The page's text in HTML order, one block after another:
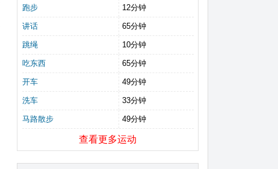
跑步 12分钟
讲话 65分钟
跳绳 10分钟
吃东西 65分钟
开车 49分钟
洗车 33分钟
马路散步 49分钟
查看更多运动